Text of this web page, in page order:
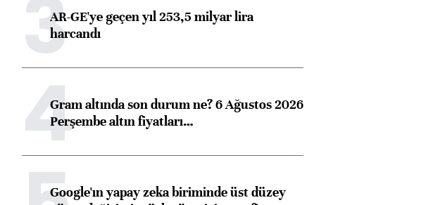
3AR-GE'ye geçen yıl 253,5 milyar lira
harcandı
4Gram altında son durum ne? 6 Ağustos 2026
Perşembe altın fiyatları…
Google'ın yapay zeka biriminde üst düzey